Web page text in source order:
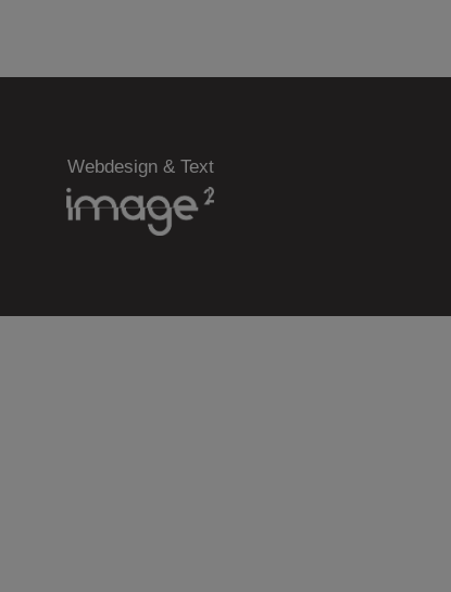
Webdesign & Text